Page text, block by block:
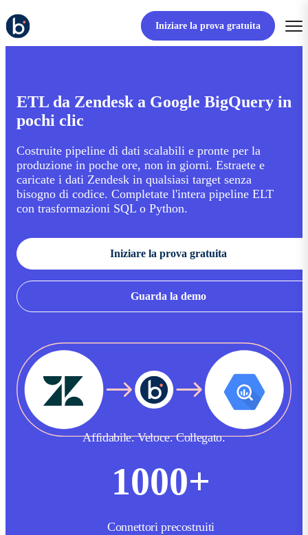
Iniziare la prova gratuita
ETL da Zendesk a Google BigQuery in
pochi clic
Costruite pipeline di dati scalabili e pronte per la
produzione in poche ore, non in giorni. Estraete e
caricate i dati Zendesk in qualsiasi target senza
bisogno di codice. Completate l'intera pipeline ELT
con trasformazioni SQL o Python.
Iniziare la prova gratuita
Guarda la demo
Affidabile. Veloce. Collegato.
1000+
Connettori precostruiti